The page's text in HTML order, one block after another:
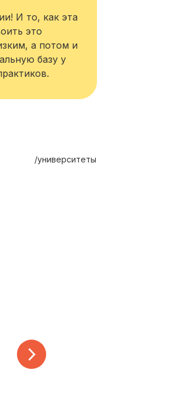
И то, как эта
это
а потом и
базу у
/университеты